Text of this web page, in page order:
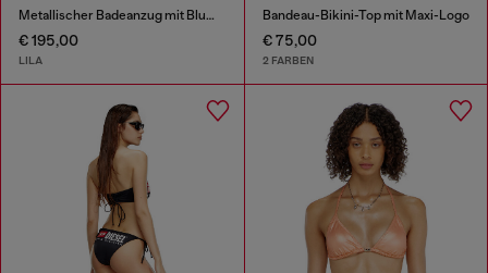
Metallischer Badeanzug mit Blumenmuster und Schnürung
€ 195,00
LILA
Bandeau-Bikini-Top mit Maxi-Logo
€ 75,00
2 FARBEN